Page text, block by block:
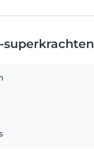
superkrachten